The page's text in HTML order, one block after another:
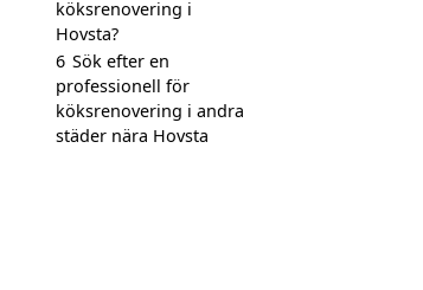
köksrenovering i
Hovsta?
6 Sök efter en
professionell för
köksrenovering i andra
städer nära Hovsta